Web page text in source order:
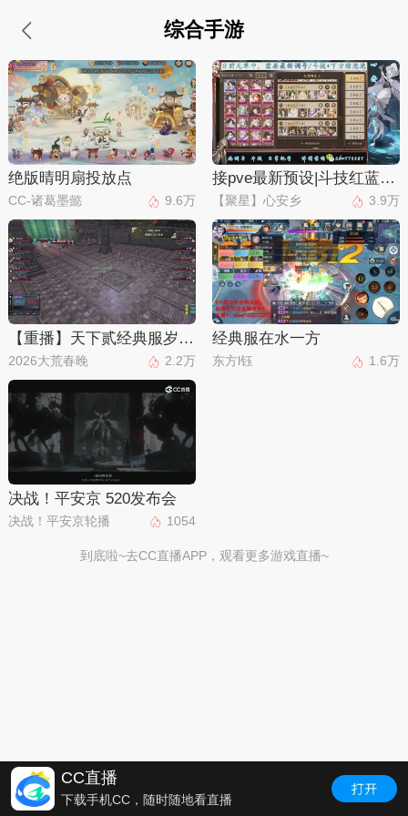
综合手游
绝版晴明扇投放点
CC-诸葛墨懿 9.6万
接pve最新预设|斗技红蓝帽|日常托管
【聚星】心安乡 3.9万
【重播】天下贰经典服岁中《倾城之战》
2026大荒春晚 2.2万
经典服在水一方
东方l钰 1.6万
决战！平安京 520发布会
决战！平安京轮播 1054
到底啦~去CC直播APP，观看更多游戏直播~
CC直播
下载手机CC，随时随地看直播